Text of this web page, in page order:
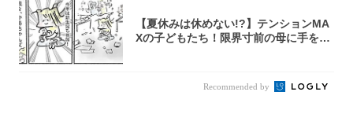
【夏休みは休めない!?】テンションMA
Xの子どもたち！限界寸前の母に手を差
Recommended by